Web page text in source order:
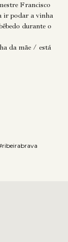
Francisco
ir podar a vinha
durante o
da mãe / está